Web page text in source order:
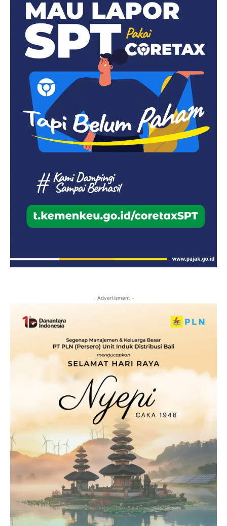
- Advertisment -